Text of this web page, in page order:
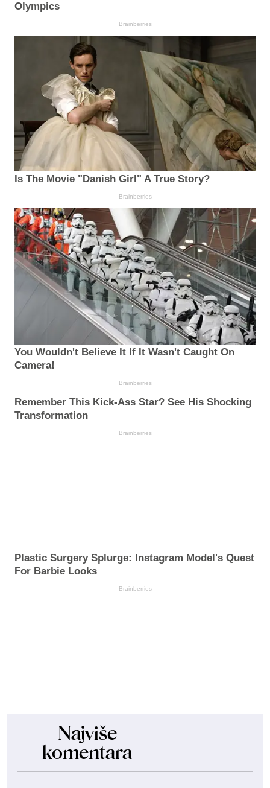
Olympics
Brainberries
Is The Movie "Danish Girl" A True Story?
Brainberries
You Wouldn't Believe It If It Wasn't Caught On
Camera!
Brainberries
Remember This Kick-Ass Star? See His Shocking
Transformation
Brainberries
Plastic Surgery Splurge: Instagram Model's Quest
For Barbie Looks
Brainberries
Najviše
komentara